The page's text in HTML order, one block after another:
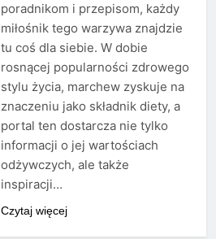
poradnikom i przepisom, każdy
miłośnik tego warzywa znajdzie
tu coś dla siebie. W dobie
rosnącej popularności zdrowego
stylu życia, marchew zyskuje na
znaczeniu jako składnik diety, a
portal ten dostarcza nie tylko
informacji o jej wartościach
odżywczych, ale także
inspiracji…
Czytaj więcej